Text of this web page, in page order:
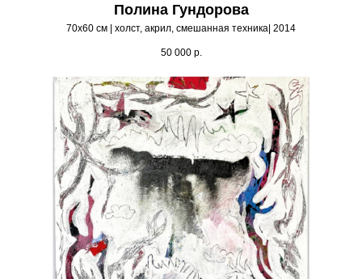
Полина Гундорова
70х60 см | холст, акрил, смешанная техника| 2014
50 000 р.